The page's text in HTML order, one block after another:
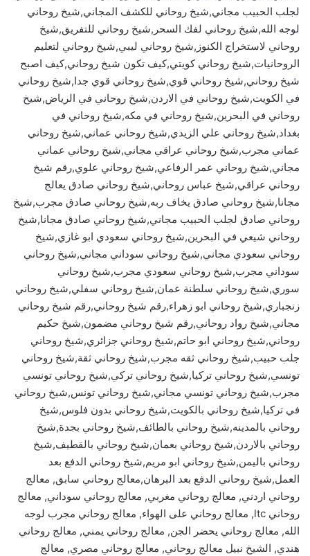
لجلب الحبيب مجاني,شيخ روحاني للكشف المجاني,شيخ روحاني
لوجه الله,شيخ روحاني لفك السحر,شيخ روحاني للتفريق,شيخ
روحاني لاستخراج الكنوز,شيخ روحاني ليبي,شيخ روحاني لتعليم
الروحانيات,شيخ روحاني كويتي,كيف تكون شيخ روحاني,كيف اصبح
شيخ روحاني,شيخ روحاني قوي,شيخ روحاني قوي جدا,شيخ روحاني
في الكويت,شيخ روحاني في الاردن,شيخ روحاني في الرياض,شيخ
روحاني في البحرين,شيخ روحاني في مكه,شيخ روحاني في
بغداد,شيخ روحاني علي الزيدي,شيخ روحاني عماني,شيخ روحاني
عماني مجرب,شيخ روحاني عراقي مجاني,شيخ روحاني عماني
مجاني,شيخ روحاني عمر الرفاعي,شيخ روحاني علوي,رقم شيخ
روحاني عراقي,شيخ عباس روحاني,شيخ روحاني صادق يعالج
مجانا,شيخ روحاني صادق يخاف ربه,شيخ روحاني صادق مجرب,شيخ
روحاني صادق لجلب الحبيب مجاني,شيخ روحاني صادق مجانا,شيخ
روحاني شيعي في البحرين,شيخ روحاني سعودي ابو غازي,شيخ
روحاني سعودي مجاني,شيخ روحاني سوداني مجاني,شيخ روحاني
سوداني مجرب,شيخ روحاني سعودي مجرب,شيخ روحاني
سوري,شيخ روحاني سلطنة عمان,شيخ روحاني سفلي,شيخ روحاني
زنجباري,شيخ روحاني ابو زهراء,رقم شيخ روحاني,رقم شيخ روحاني
مجاني,شيخ رواد روحاني,رقم شيخ روحاني مضمون,شيخ حكيم
روحاني,شيخ روحاني ابو حاتم,شيخ روحاني جزائري,شيخ روحاني
جلب حبيب,شيخ روحاني ثقه مجرب,شيخ روحاني ثقة,شيخ روحاني
تونسي,شيخ روحاني تركيا,شيخ روحاني تركي,شيخ روحاني تونسي
مجرب,شيخ روحاني تونسي مجاني,شيخ روحاني تونس,شيخ روحاني
في تركيا,شيخ روحاني بالكويت,شيخ روحاني بدون فلوس,شيخ
روحاني بالمدينه,شيخ روحاني بالطائف,شيخ روحاني بجدة,شيخ
روحاني بالاردن,شيخ روحاني بعمان,شيخ روحاني بالقطيف,شيخ
روحاني باليمن,شيخ روحاني ابو مريم,شيخ روحاني الدفع بعد
العمل,شيخ روحاني الدفع بعد البرهان,معالج روحاني سابق, معالج
روحاني اردني, معالج روحاني مغربي, معالج روحاني سوداني, معالج
روحاني ltc, معالج روحاني على الهواء, معالج روحاني مجرب لوجه
الله, معالج روحاني يحضر الجن, معالج روحاني يمني, معالج روحاني
هندي, الشيخ نبيل معالج روحاني, معالج روحاني مصري, معالج